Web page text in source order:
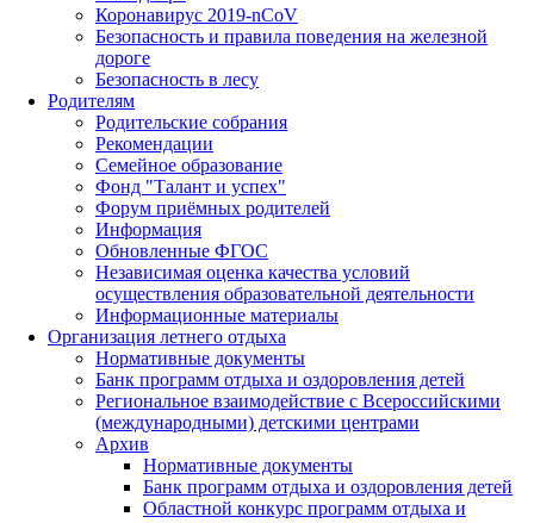
Коронавирус 2019-nCoV
Безопасность и правила поведения на железной
дороге
Безопасность в лесу
Родителям
Родительские собрания
Рекомендации
Семейное образование
Фонд "Талант и успех"
Форум приёмных родителей
Информация
Обновленные ФГОС
Независимая оценка качества условий
осуществления образовательной деятельности
Информационные материалы
Организация летнего отдыха
Нормативные документы
Банк программ отдыха и оздоровления детей
Региональное взаимодействие с Всероссийскими
(международными) детскими центрами
Архив
Нормативные документы
Банк программ отдыха и оздоровления детей
Областной конкурс программ отдыха и